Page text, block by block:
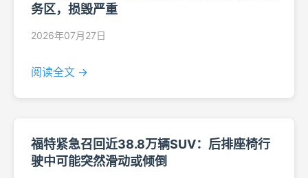
务区，损毁严重
2026年07月27日
阅读全文 →
福特紧急召回近38.8万辆SUV：后排座椅行
驶中可能突然滑动或倾倒